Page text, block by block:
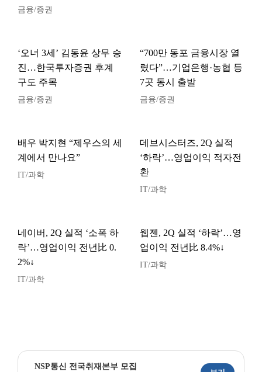
금융/증권
‘오너 3세’ 김동윤 상무 승
진…한국투자증권 후계
구도 주목
금융/증권
“700만 동포 금융시장 열
렸다”…기업은행·농협 등
7곳 동시 출발
금융/증권
배우 박지현 “제우스의 세
계에서 만나요”
IT/과학
데브시스터즈, 2Q 실적
‘하락’…영업이익 적자전
환
IT/과학
네이버, 2Q 실적 ‘소폭 하
락’…영업이익 전년比 0.
2%↓
IT/과학
웹젠, 2Q 실적 ‘하락’…영
업이익 전년比 8.4%↓
IT/과학
NSP통신 전국취재본부 모집